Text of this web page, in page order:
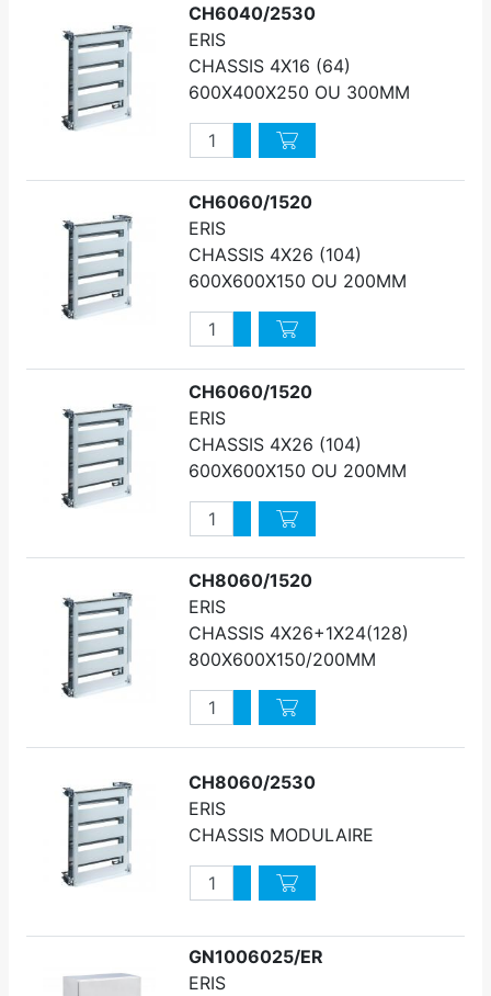
CH6040/2530
ERIS
CHASSIS 4X16 (64)
600X400X250 OU 300MM
QuantitéAugmenter quantité
Diminuer quantité
CH6060/1520
ERIS
CHASSIS 4X26 (104)
600X600X150 OU 200MM
QuantitéAugmenter quantité
Diminuer quantité
CH6060/1520
ERIS
CHASSIS 4X26 (104)
600X600X150 OU 200MM
QuantitéAugmenter quantité
Diminuer quantité
CH8060/1520
ERIS
CHASSIS 4X26+1X24(128)
800X600X150/200MM
QuantitéAugmenter quantité
Diminuer quantité
CH8060/2530
ERIS
CHASSIS MODULAIRE
QuantitéAugmenter quantité
Diminuer quantité
GN1006025/ER
ERIS